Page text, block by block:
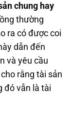
chung hay
thường
ra có được coi
dẫn đến
và yêu cầu
rằng tài sản
đó vẫn là tài